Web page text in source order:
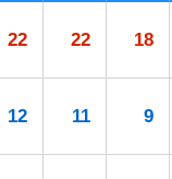
22
12
22
11
18
9